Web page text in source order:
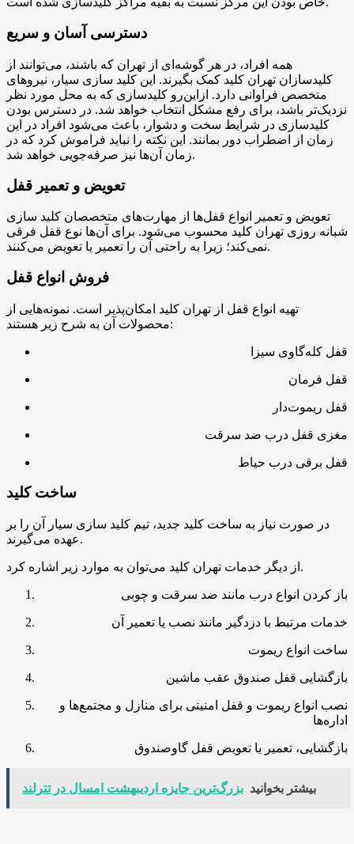
دسترسی آسان و سریع
همه افراد، در هر گوشه‌ای از تهران که باشند، می‌توانند از
کلیدسازان تهران کلید کمک بگیرند. این کلید سازی سیار، نیروهای
متخصص فراوانی دارد. ازاین‌رو کلیدسازی که به محل مورد نظر
نزدیک‌تر باشد، برای رفع مشکل انتخاب خواهد شد. در دسترس بودن
کلیدسازی در شرایط سخت و دشوار، باعث می‌شود افراد در این
زمان از اضطراب دور بمانند. این نکته را نباید فراموش کرد که در
زمان آن‌ها نیز صرفه‌جویی خواهد شد.
تعویض و تعمیر قفل
تعویض و تعمیر انواع قفل‌ها از مهارت‌های متخصصان کلید سازی
شبانه روزی تهران کلید محسوب می‌شود. برای آن‌ها نوع قفل فرقی
نمی‌کند؛ زیرا به راحتی آن را تعمیر یا تعویض می‌کنند.
فروش انواع قفل
تهیه انواع قفل از تهران کلید امکان‌پذیر است. نمونه‌هایی از
محصولات آن به شرح زیر هستند:
قفل کله‌گاوی سیزا
قفل فرمان
قفل ریموت‌دار
مغزی قفل درب ضد سرقت
قفل برقی درب حیاط
ساخت کلید
در صورت نیاز به ساخت کلید جدید، تیم کلید سازی سیار آن را بر
عهده می‌گیرند.
از دیگر خدمات تهران کلید می‌توان به موارد زیر اشاره کرد.
باز کردن انواع درب مانند ضد سرقت و چوبی
خدمات مرتبط با دزدگیر مانند نصب یا تعمیر آن
ساخت انواع ریموت
بازگشایی قفل صندوق عقب ماشین
نصب انواع ریموت و قفل امنیتی برای منازل و مجتمع‌ها و
اداره‌ها
بازگشایی، تعمیر یا تعویض قفل گاوصندوق
بیشتر بخوانید بزر‌گ‌ترین جایزه اردیبهشت امسال در تترلند